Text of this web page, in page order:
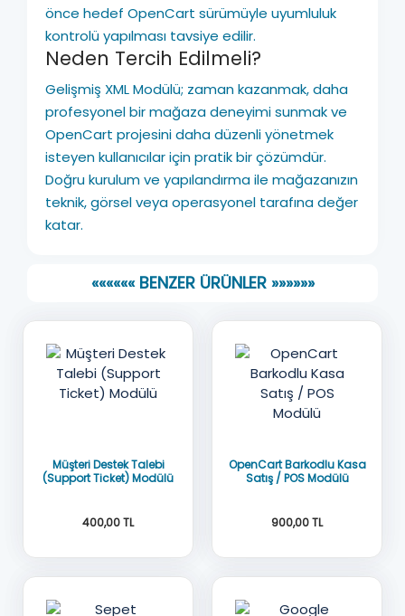
önce hedef OpenCart sürümüyle uyumluluk
kontrolü yapılması tavsiye edilir.
Neden Tercih Edilmeli?
Gelişmiş XML Modülü; zaman kazanmak, daha
profesyonel bir mağaza deneyimi sunmak ve
OpenCart projesini daha düzenli yönetmek
isteyen kullanıcılar için pratik bir çözümdür.
Doğru kurulum ve yapılandırma ile mağazanızın
teknik, görsel veya operasyonel tarafına değer
katar.
«««««« BENZER ÜRÜNLER »»»»»»
Müşteri Destek Talebi
(Support Ticket) Modülü
400,00 TL
Oc3x-2x-2.3x
OpenCart Barkodlu Kasa
Satış / POS Modülü
900,00 TL
OC 3x